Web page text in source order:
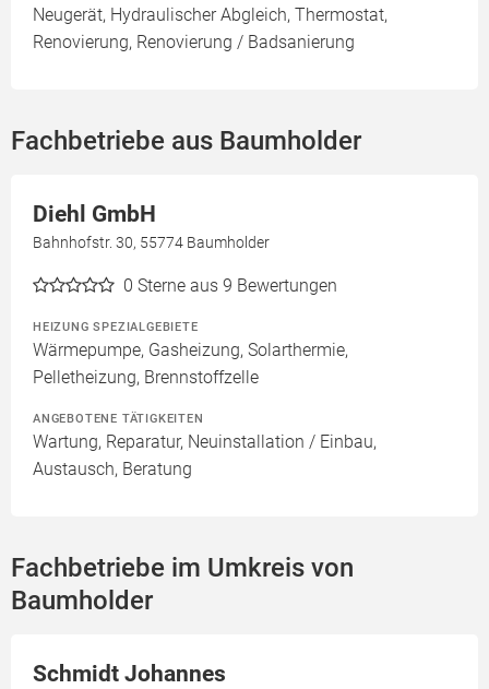
Neugerät, Hydraulischer Abgleich, Thermostat,
Renovierung, Renovierung / Badsanierung
Fachbetriebe aus Baumholder
Diehl GmbH
Bahnhofstr. 30, 55774 Baumholder
0 Sterne aus 9 Bewertungen
HEIZUNG SPEZIALGEBIETE
Wärmepumpe, Gasheizung, Solarthermie,
Pelletheizung, Brennstoffzelle
ANGEBOTENE TÄTIGKEITEN
Wartung, Reparatur, Neuinstallation / Einbau,
Austausch, Beratung
Fachbetriebe im Umkreis von
Baumholder
Schmidt Johannes